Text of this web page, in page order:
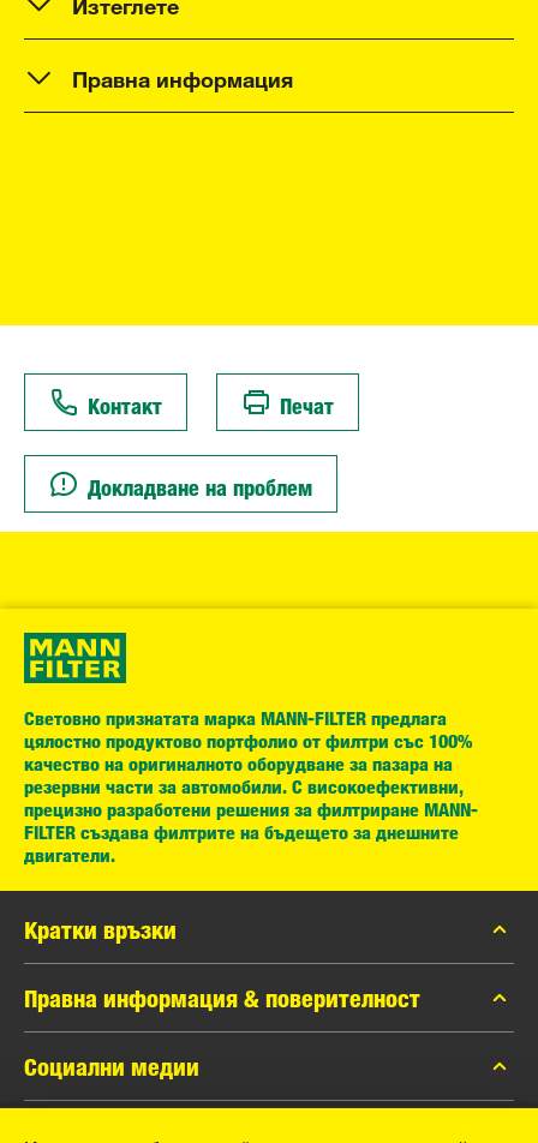
Правна информация
Контакт Печат
Докладване на проблем
Световно признатата марка MANN-FILTER предлага
цялостно продуктово портфолио от филтри със 100%
качество на оригиналното оборудване за пазара на
резервни части за автомобили. С високоефективни,
прецизно разработени решения за филтриране MANN-
FILTER създава филтрите на бъдещето за днешните
двигатели.
Кратки връзки
каталог MANN-FILTER
Контакти
Правна информация & поверителност
Защита на личните данни
Официално уведомление
Социални медии